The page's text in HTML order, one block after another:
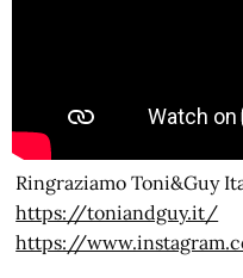
Ringraziamo Toni&Guy
https://toniandguy.it/
https://